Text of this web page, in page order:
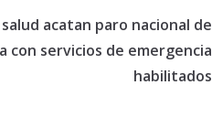
acatan paro nacional de
con servicios de emergencia
habilitados